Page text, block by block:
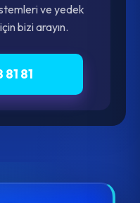
ve yedek
bizi arayın.
81